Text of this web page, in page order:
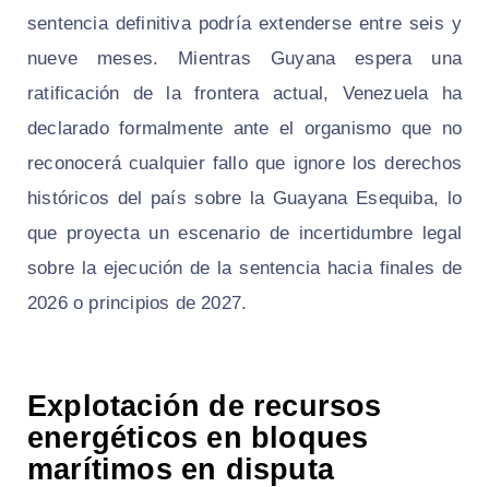
sentencia definitiva podría extenderse entre seis y
nueve meses. Mientras Guyana espera una
ratificación de la frontera actual, Venezuela ha
declarado formalmente ante el organismo que no
reconocerá cualquier fallo que ignore los derechos
históricos del país sobre la Guayana Esequiba, lo
que proyecta un escenario de incertidumbre legal
sobre la ejecución de la sentencia hacia finales de
2026 o principios de 2027.
Explotación de recursos
energéticos en bloques
marítimos en disputa